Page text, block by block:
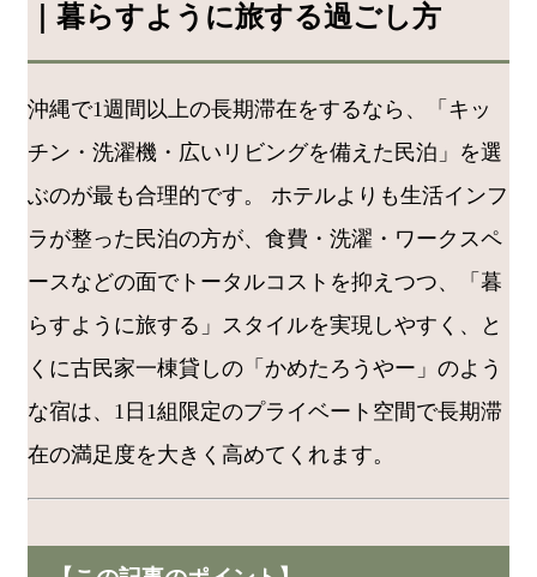
｜暮らすように旅する過ごし方
沖縄で1週間以上の長期滞在をするなら、「キッ
チン・洗濯機・広いリビングを備えた民泊」を選
ぶのが最も合理的です。 ホテルよりも生活インフ
ラが整った民泊の方が、食費・洗濯・ワークスペ
ースなどの面でトータルコストを抑えつつ、「暮
らすように旅する」スタイルを実現しやすく、と
くに古民家一棟貸しの「かめたろうやー」のよう
な宿は、1日1組限定のプライベート空間で長期滞
在の満足度を大きく高めてくれます。